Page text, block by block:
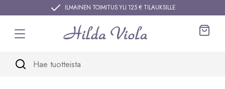
ILMAINEN TOIMITUS YLI 125 € TILAUKSILLE